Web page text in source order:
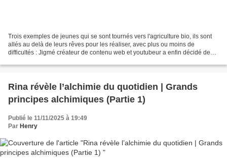
Trois exemples de jeunes qui se sont tournés vers l'agriculture bio, ils sont
allés au delà de leurs rêves pour les réaliser, avec plus ou moins de
difficultés : Jigmé créateur de contenu web et youtubeur a enfin décidé de
Rina révèle l’alchimie du quotidien | Grands
principes alchimiques (Partie 1)
Publié le 11/11/2025 à 19:49
Par Henry